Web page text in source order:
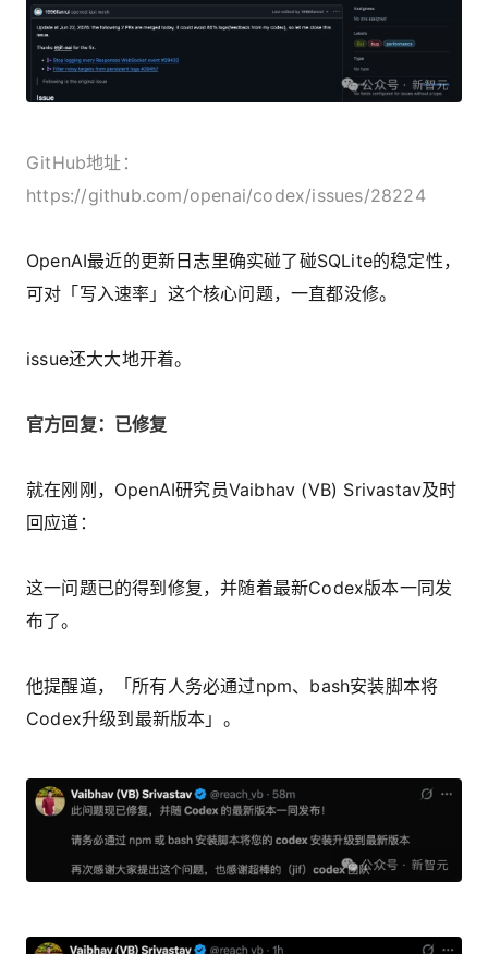
GitHub地址：
https://github.com/openai/codex/issues/28224
OpenAI最近的更新日志里确实碰了碰SQLite的稳定性，
可对「写入速率」这个核心问题，一直都没修。
issue还大大地开着。
官方回复：已修复
就在刚刚，OpenAI研究员Vaibhav (VB) Srivastav及时
回应道：
这一问题已的得到修复，并随着最新Codex版本一同发
布了。
他提醒道，「所有人务必通过npm、bash安装脚本将
Codex升级到最新版本」。